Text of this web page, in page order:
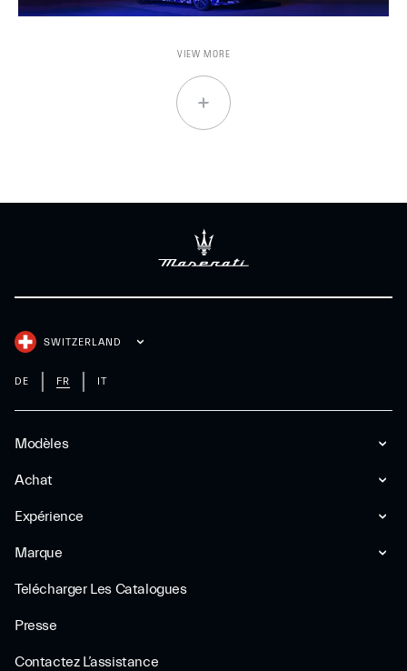
VIEW MORE
Modèles
Achat
Expérience
Marque
Telécharger Les Catalogues
Presse
Contactez L’assistance
SWITZERLAND
DE FR IT